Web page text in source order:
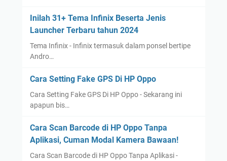
Inilah 31+ Tema Infinix Beserta Jenis
Launcher Terbaru tahun 2024
Tema Infinix - Infinix termasuk dalam ponsel bertipe
Andro…
Cara Setting Fake GPS Di HP Oppo
Cara Setting Fake GPS Di HP Oppo - Sekarang ini
apapun bis…
Cara Scan Barcode di HP Oppo Tanpa
Aplikasi, Cuman Modal Kamera Bawaan!
Cara Scan Barcode di HP Oppo Tanpa Aplikasi -